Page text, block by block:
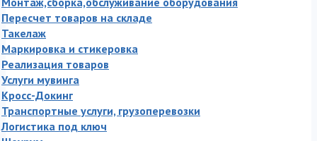
Пересчет товаров на складе
Такелаж
Маркировка и стикеровка
Реализация товаров
Услуги мувинга
Кросс-Докинг
Транспортные услуги, грузоперевозки
Логистика под ключ